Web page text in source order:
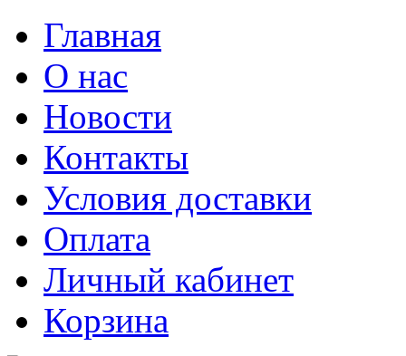
Главная
О нас
Новости
Контакты
Условия доставки
Оплата
Личный кабинет
Корзина